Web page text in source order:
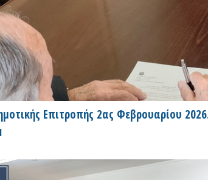
Επιτροπής 2ας Φεβρουαρίου